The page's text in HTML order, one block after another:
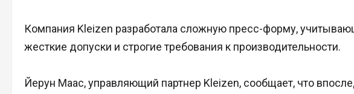
Компания Kleizen разработала сложную пресс-форму,
жесткие допуски и строгие требования к производительности.
Йерун Маас, управляющий партнер Kleizen, сообщает, что